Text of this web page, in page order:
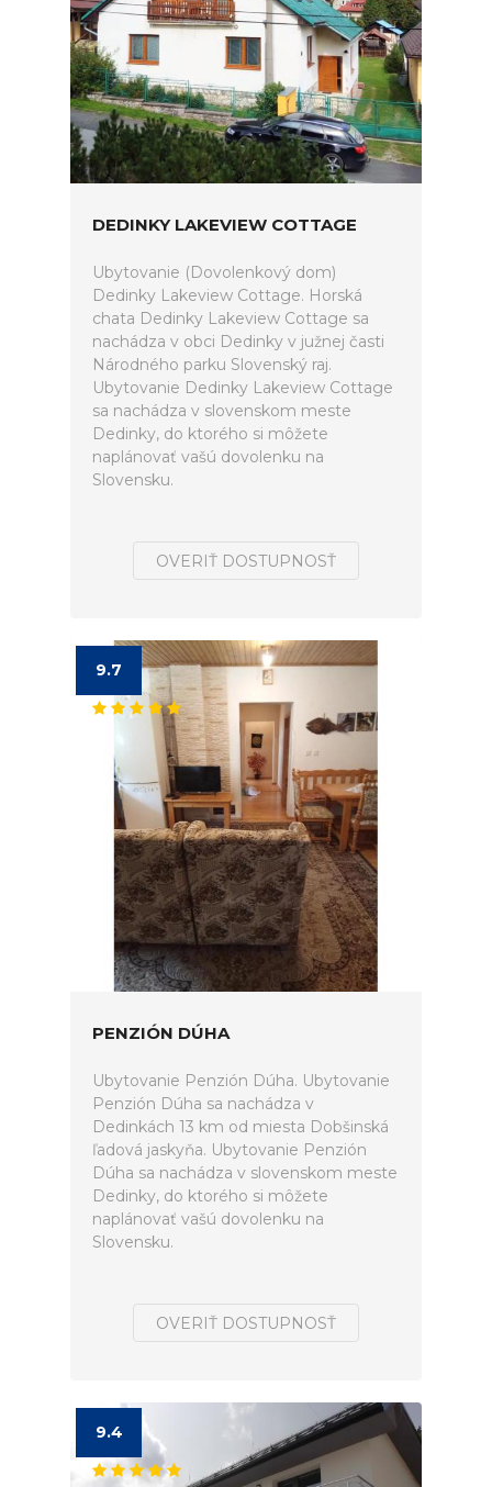
DEDINKY LAKEVIEW COTTAGE
Ubytovanie (Dovolenkový dom)
Dedinky Lakeview Cottage. Horská
chata Dedinky Lakeview Cottage sa
nachádza v obci Dedinky v južnej časti
Národného parku Slovenský raj.
Ubytovanie Dedinky Lakeview Cottage
sa nachádza v slovenskom meste
Dedinky, do ktorého si môžete
naplánovať vašú dovolenku na
Slovensku.
OVERIŤ DOSTUPNOSŤ
9.7
PENZIÓN DÚHA
Ubytovanie Penzión Dúha. Ubytovanie
Penzión Dúha sa nachádza v
Dedinkách 13 km od miesta Dobšinská
ľadová jaskyňa. Ubytovanie Penzión
Dúha sa nachádza v slovenskom meste
Dedinky, do ktorého si môžete
naplánovať vašú dovolenku na
Slovensku.
OVERIŤ DOSTUPNOSŤ
9.4